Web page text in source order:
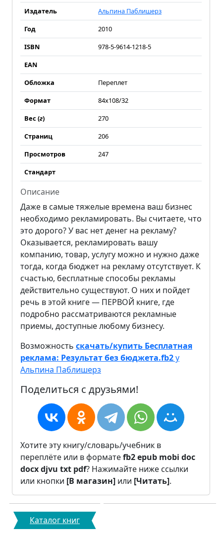
Издатель
Альпина Паблишерз
Год
2010
ISBN
978-5-9614-1218-5
EAN
Обложка
Переплет
Формат
84x108/32
Вес (г)
270
Страниц
206
Просмотров
247
Стандарт
Описание
Даже в самые тяжелые времена ваш бизнес
необходимо рекламировать. Вы считаете, что
это дорого? У вас нет денег на рекламу?
Оказывается, рекламировать вашу
компанию, товар, услугу можно и нужно даже
тогда, когда бюджет на рекламу отсутствует. К
счастью, бесплатные способы рекламы
действительно существуют. О них и пойдет
речь в этой книге — ПЕРВОЙ книге, где
подробно рассматриваются рекламные
приемы, доступные любому бизнесу.
Возможность скачать/купить Бесплатная
реклама: Результат без бюджета.fb2у
Альпина Паблишерз
Поделиться с друзьями!
Хотите эту книгу/словарь/учебник в
переплёте или в форматеfb2epub mobi doc
docxdjvu txt pdf? Нажимайте ниже ссылки
или кнопки [В магазин] или [Читать].
Каталог книг